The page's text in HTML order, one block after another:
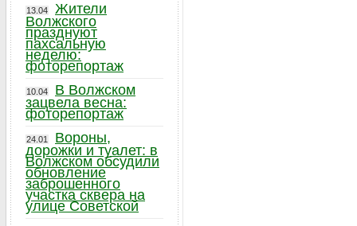
13.04
Жители
Волжского
празднуют
пахсальную
неделю:
фоторепортаж
10.04
В Волжском
зацвела весна:
фоторепортаж
24.01
Вороны,
дорожки и туалет: в
Волжском обсудили
обновление
заброшенного
участка сквера на
улице Советской